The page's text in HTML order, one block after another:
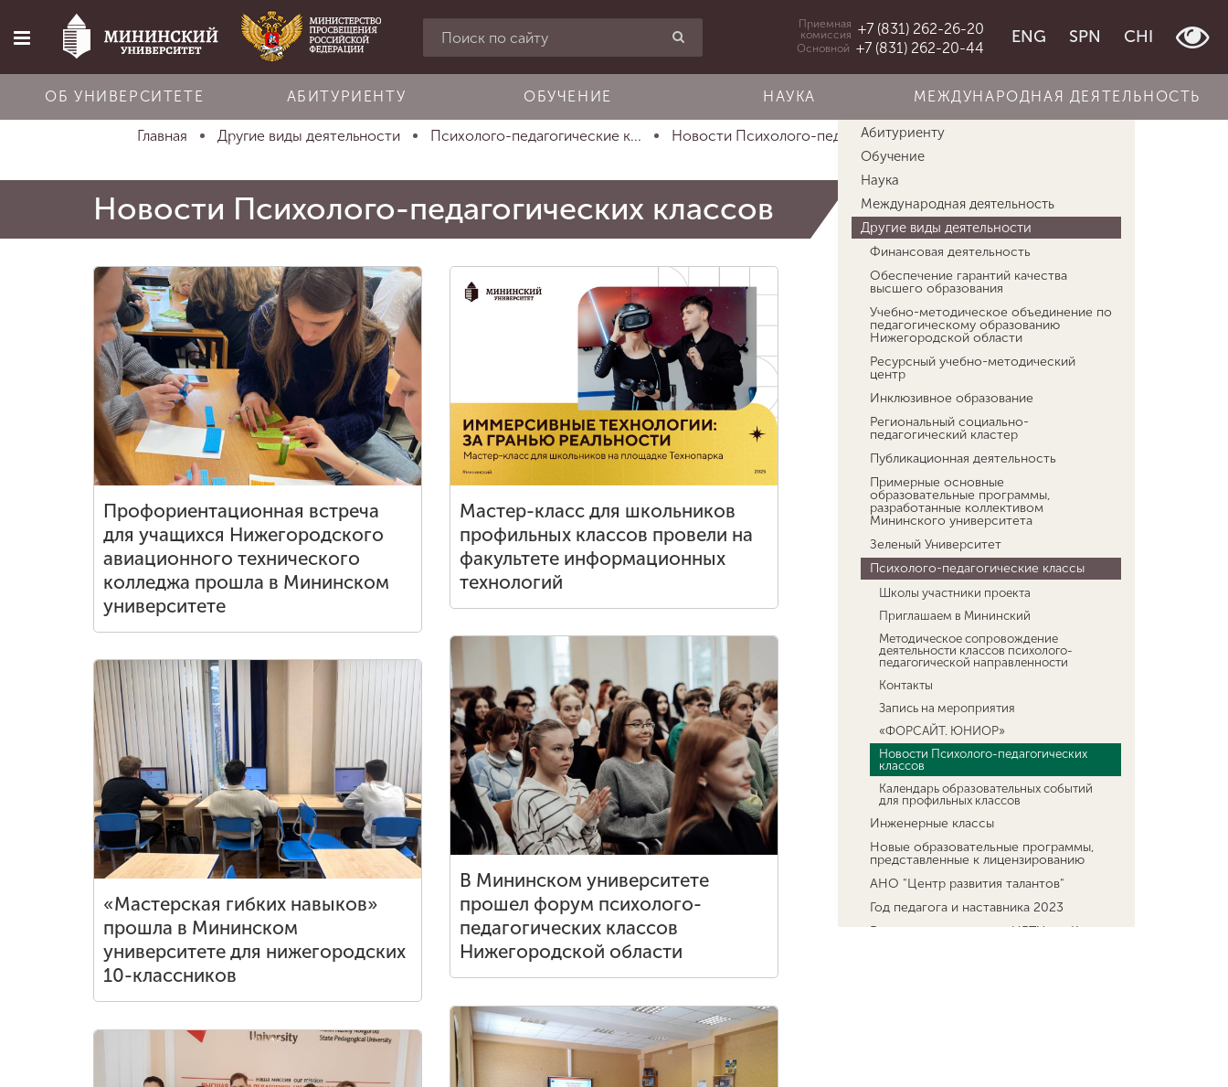
Об университете
Абитуриенту
Обучение
Наука
Международная
деятельность
Другие виды
деятельности
жизнь
Сведения об
образовательной
организации
Приемная
комиссия
+7 (831) 262-26-20
Приемная
комиссия +7 (831) 262-26-20
Основной +7 (831) 262-20-44
ENG SPN CHI
ОБ УНИВЕРСИТЕТЕ АБИТУРИЕНТУ ОБУЧЕНИЕ НАУКА МЕЖДУНАРОДНАЯ ДЕЯТЕЛЬНОСТЬ
Главная Другие виды деятельности Психолого-педагогические к... Новости Психолого-педагоги... Новости Психолого-педагоги...
Новости Психолого-педагогических классов
Профориентационная встреча
для учащихся Нижегородского
авиационного технического
колледжа прошла в Мининском
университете
Мастер-класс для школьников
профильных классов провели на
факультете информационных
технологий
В Мининском университете
прошел форум психолого-
педагогических классов
Нижегородской области
«Мастерская гибких навыков»
прошла в Мининском
университете для нижегородских
10-классников
Об университете
Абитуриенту
Обучение
Наука
Международная деятельность
Другие виды деятельности
Финансовая деятельность
Обеспечение гарантий качества
высшего образования
Учебно-методическое объединение по
педагогическому образованию
Нижегородской области
Ресурсный учебно-методический
центр
Инклюзивное образование
Региональный социально-
педагогический кластер
Публикационная деятельность
Примерные основные
образовательные программы,
разработанные коллективом
Мининского университета
Зеленый Университет
Психолого-педагогические классы
Школы участники проекта
Приглашаем в Мининский
Методическое сопровождение
деятельности классов психолого-
педагогической направленности
Контакты
Запись на мероприятия
«ФОРСАЙТ. ЮНИОР»
Новости Психолого-педагогических
классов
Календарь образовательных событий
для профильных классов
Инженерные классы
Новые образовательные программы,
представленные к лицензированию
АНО "Центр развития талантов"
Год педагога и наставника 2023
Реализация имущества НГПУ им. К.